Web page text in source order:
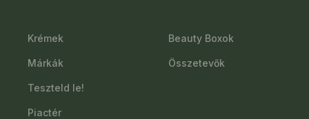
Krémek
Márkák
Teszteld le!
Piactér
Beauty Boxok
Összetevők